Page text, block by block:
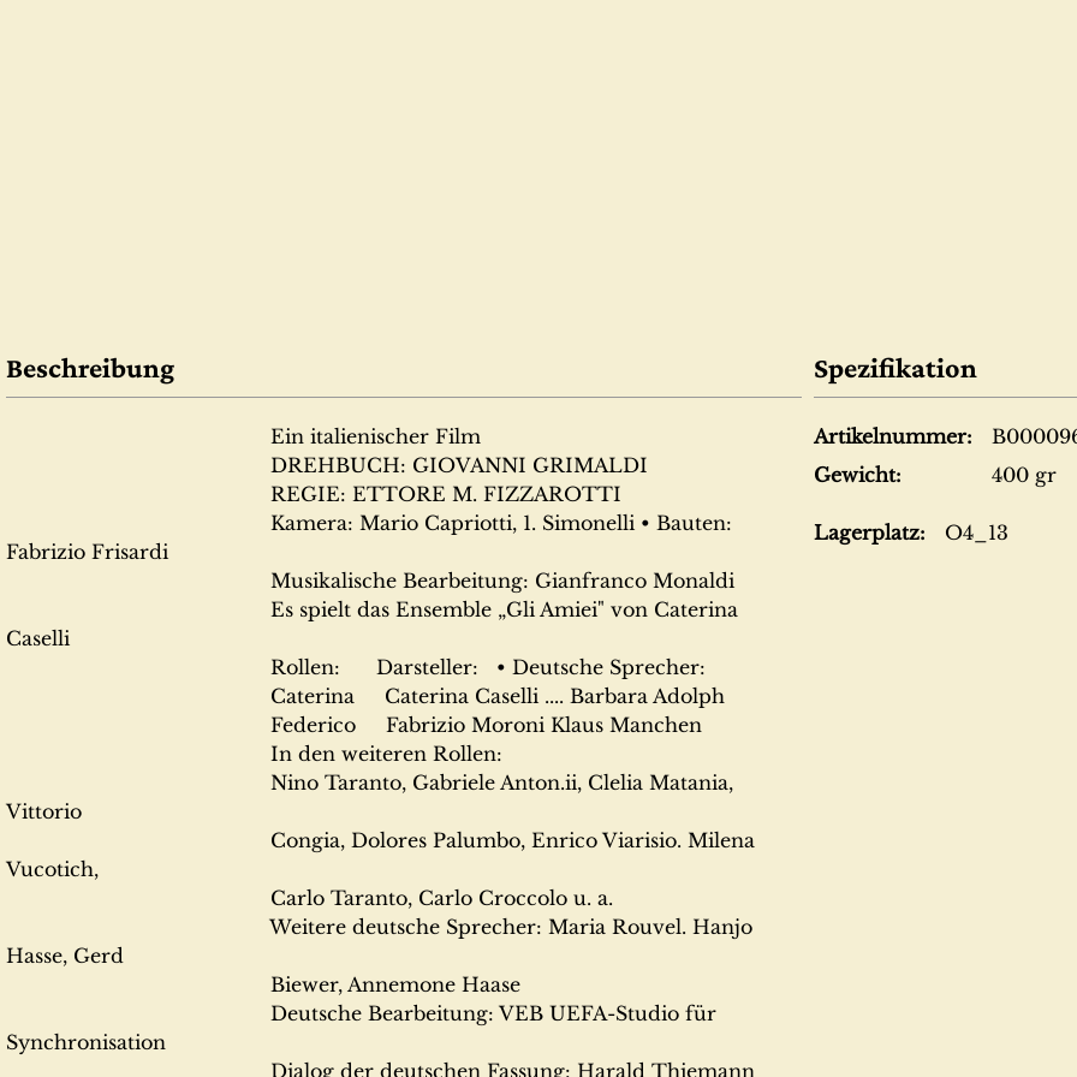
Beschreibung
Ein italienischer Film
DREHBUCH: GIOVANNI GRIMALDI
REGIE: ETTORE M. FIZZAROTTI
Kamera: Mario Capriotti, 1. Simonelli • Bauten:
Fabrizio Frisardi
Musikalische Bearbeitung: Gianfranco Monaldi
Es spielt das Ensemble „Gli Amiei" von Caterina
Caselli
Rollen: Darsteller: • Deutsche Sprecher:
Caterina Caterina Caselli .... Barbara Adolph
Federico Fabrizio Moroni Klaus Manchen
In den weiteren Rollen:
Nino Taranto, Gabriele Anton.ii, Clelia Matania,
Vittorio
Congia, Dolores Palumbo, Enrico Viarisio. Milena
Vucotich,
Carlo Taranto, Carlo Croccolo u. a.
Weitere deutsche Sprecher: Maria Rouvel. Hanjo
Hasse, Gerd
Biewer, Annemone Haase
Deutsche Bearbeitung: VEB UEFA-Studio für
Synchronisation
Dialog der deutschen Fassung: Harald Thiemann
Spezifikation
Artikelnummer:
Gewicht:
400 gr
Lagerplatz: O4_13